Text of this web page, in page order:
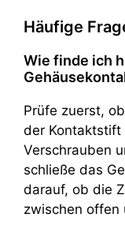
Häufige
Wie finde ich
Prüfe zuerst,
der Kontaktstift
Verschrauben
schließe das
darauf, ob die
zwischen offen